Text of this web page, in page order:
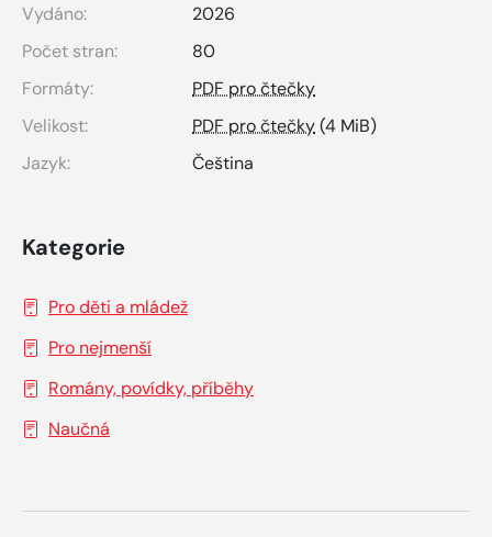
Vydáno:
2026
Počet stran:
80
Formáty:
PDF pro čtečky
Velikost:
PDF pro čtečky(4 MiB)
Jazyk:
Čeština
Kategorie
Pro děti a mládež
Pro nejmenší
Romány, povídky, příběhy
Naučná